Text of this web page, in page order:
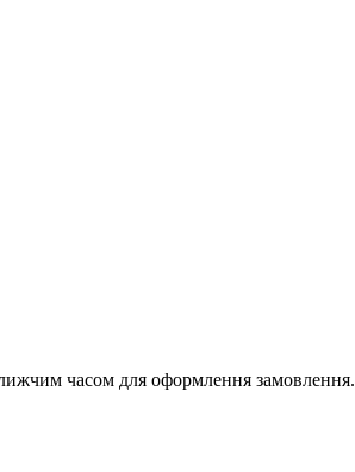
часом для оформлення замовлення.